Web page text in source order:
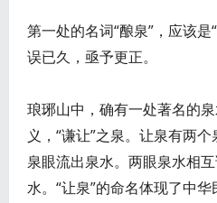
第一处的名词“酿泉”，应该
误已久，亟予更正。
琅琊山中，确有一处著名的
义，“谦让”之泉。让泉有两
泉眼流出泉水。两眼泉水相
水。“让泉”的命名体现了中